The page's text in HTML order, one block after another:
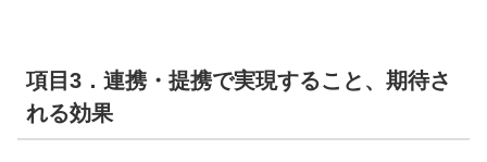
項目3．連携・提携で実現すること、期待さ
れる効果